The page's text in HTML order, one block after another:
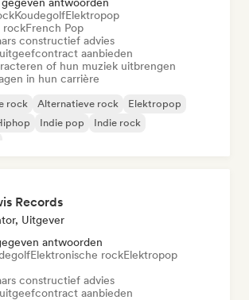
KoudegolfElektropop
rockFrench Pop
constructief advies
aanbieden
of hun muziek uitbrengen
in hun carrière
rock Alternatieve rock
Elektropop
Indie pop
Indie rock
Records
Uitgever
antwoorden
Elektronische rockElektropop
constructief advies
aanbieden